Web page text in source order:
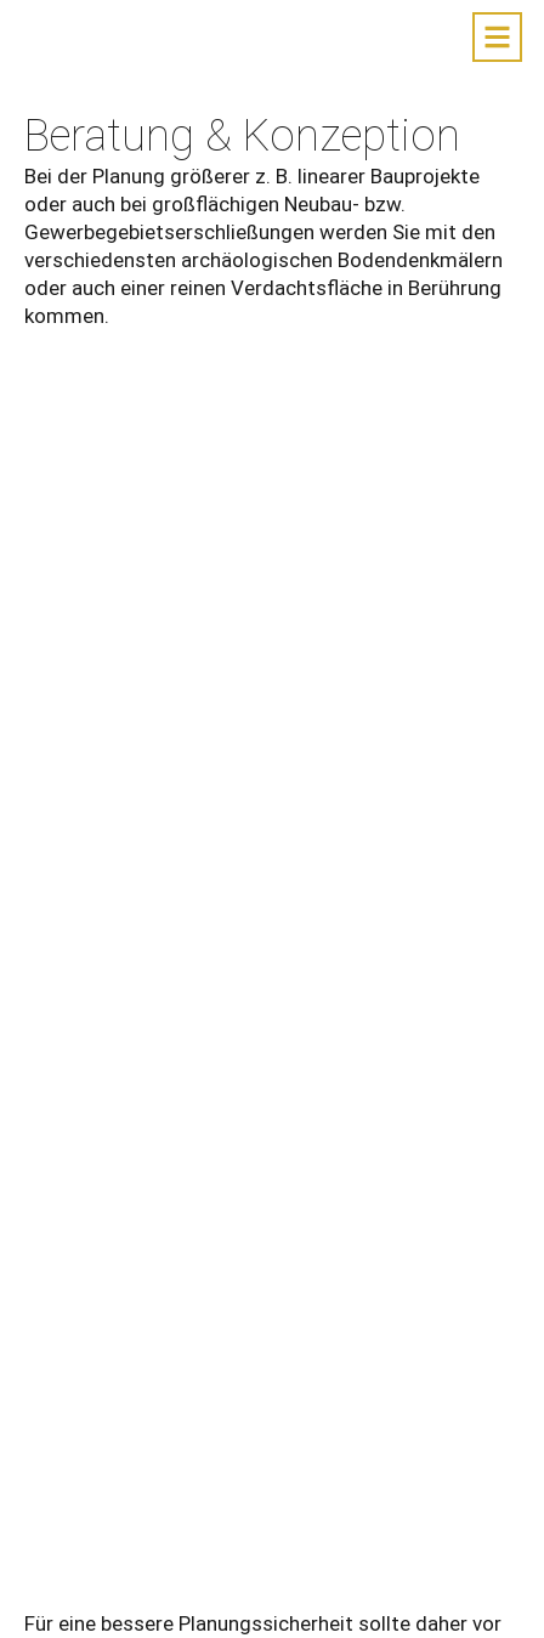
Beratung & Konzeption
Bei der Planung größerer z. B. linearer Bauprojekte
oder auch bei großflächigen Neubau- bzw.
Gewerbegebietserschließungen werden Sie mit den
verschiedensten archäologischen Bodendenkmälern
oder auch einer reinen Verdachtsfläche in Berührung
kommen.
Für eine bessere Planungssicherheit sollte daher vor